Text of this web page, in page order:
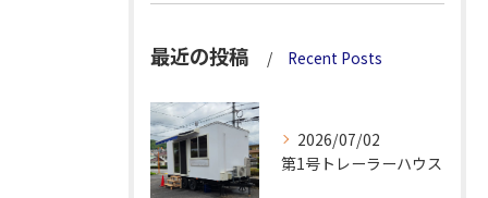
最近の投稿 Recent Posts
2026/07/02
第1号トレーラーハウス